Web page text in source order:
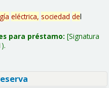
eléctrica, sociedad del
para préstamo: Signatura